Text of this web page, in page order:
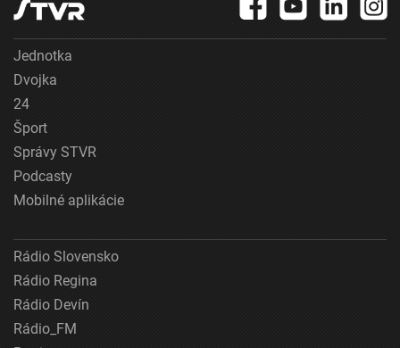
Jednotka
Dvojka
24
Šport
Správy STVR
Podcasty
Mobilné aplikácie
Rádio Slovensko
Rádio Regina
Rádio Devín
Rádio_FM